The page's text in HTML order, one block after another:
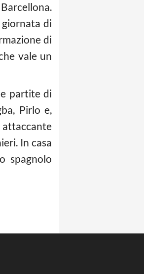
di
di
vale un
partite di
Pirlo e,
attaccante
In casa
spagnolo